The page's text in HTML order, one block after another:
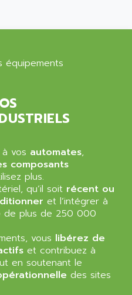
vos automates,
composants
plus.
qu’il soit récent ou
et l’intégrer à
de plus de 250 000
vous libérez de
et contribuez à
en soutenant le
des sites